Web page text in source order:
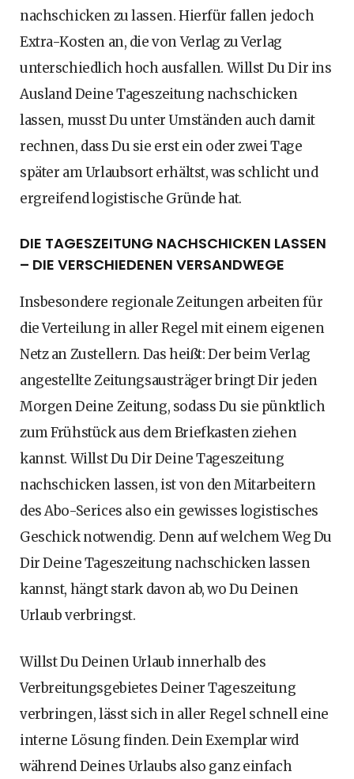
nachschicken zu lassen. Hierfür fallen jedoch
Extra-Kosten an, die von Verlag zu Verlag
unterschiedlich hoch ausfallen. Willst Du Dir ins
Ausland Deine Tageszeitung nachschicken
lassen, musst Du unter Umständen auch damit
rechnen, dass Du sie erst ein oder zwei Tage
später am Urlaubsort erhältst, was schlicht und
ergreifend logistische Gründe hat.
DIE TAGESZEITUNG NACHSCHICKEN LASSEN
– DIE VERSCHIEDENEN VERSANDWEGE
Insbesondere regionale Zeitungen arbeiten für
die Verteilung in aller Regel mit einem eigenen
Netz an Zustellern. Das heißt: Der beim Verlag
angestellte Zeitungsausträger bringt Dir jeden
Morgen Deine Zeitung, sodass Du sie pünktlich
zum Frühstück aus dem Briefkasten ziehen
kannst. Willst Du Dir Deine Tageszeitung
nachschicken lassen, ist von den Mitarbeitern
des Abo-Serices also ein gewisses logistisches
Geschick notwendig. Denn auf welchem Weg Du
Dir Deine Tageszeitung nachschicken lassen
kannst, hängt stark davon ab, wo Du Deinen
Urlaub verbringst.
Willst Du Deinen Urlaub innerhalb des
Verbreitungsgebietes Deiner Tageszeitung
verbringen, lässt sich in aller Regel schnell eine
interne Lösung finden. Dein Exemplar wird
während Deines Urlaubs also ganz einfach